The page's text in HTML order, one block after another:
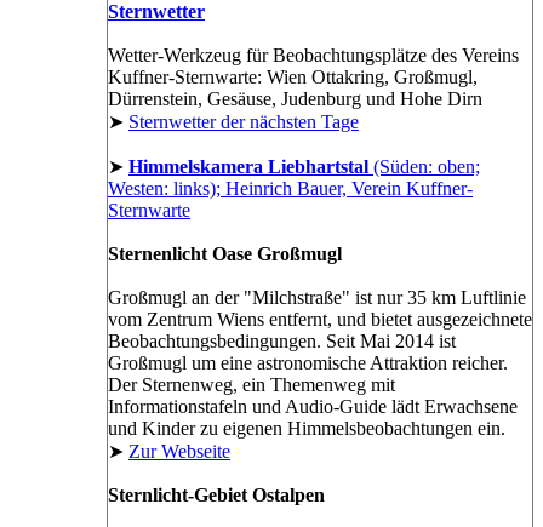
Sternwetter
Wetter-Werkzeug für Beobachtungsplätze des Vereins
Kuffner-Sternwarte: Wien Ottakring, Großmugl,
Dürrenstein, Gesäuse, Judenburg und Hohe Dirn
➤ Sternwetter der nächsten Tage
➤ Himmelskamera Liebhartstal (Süden: oben;
Westen: links); Heinrich Bauer, Verein Kuffner-
Sternwarte
Sternenlicht Oase Großmugl
Großmugl an der "Milchstraße" ist nur 35 km Luftlinie
vom Zentrum Wiens entfernt, und bietet ausgezeichnete
Beobachtungsbedingungen. Seit Mai 2014 ist
Großmugl um eine astronomische Attraktion reicher.
Der Sternenweg, ein Themenweg mit
Informationstafeln und Audio-Guide lädt Erwachsene
und Kinder zu eigenen Himmelsbeobachtungen ein.
➤ Zur Webseite
Sternlicht-Gebiet Ostalpen